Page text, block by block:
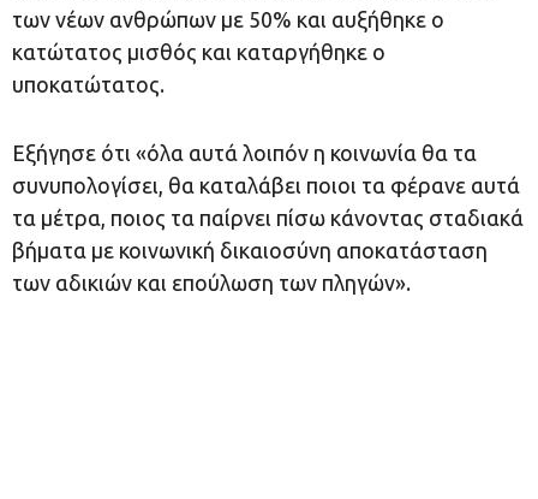
των νέων ανθρώπων με 50% και αυξήθηκε ο
κατώτατος μισθός και καταργήθηκε ο
υποκατώτατος.
Εξήγησε ότι «όλα αυτά λοιπόν η κοινωνία θα τα
συνυπολογίσει, θα καταλάβει ποιοι τα φέρανε αυτά
τα μέτρα, ποιος τα παίρνει πίσω κάνοντας σταδιακά
βήματα με κοινωνική δικαιοσύνη αποκατάσταση
των αδικιών και επούλωση των πληγών».